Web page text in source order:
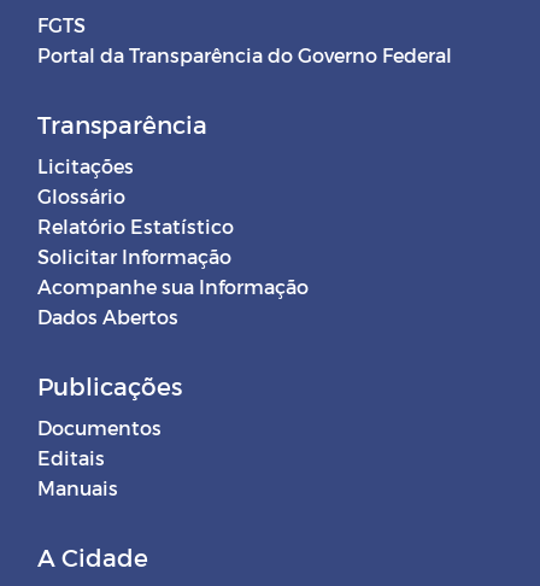
FGTS
Portal da Transparência do Governo Federal
Transparência
Licitações
Glossário
Relatório Estatístico
Solicitar Informação
Acompanhe sua Informação
Dados Abertos
Publicações
Documentos
Editais
Manuais
A Cidade